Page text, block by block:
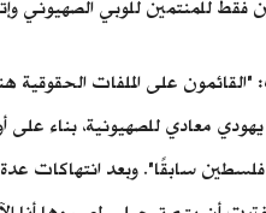
فقط للمنتمين للوبي الصهيوني
"القائمون على الملفات الحقوقية
معادي للصهيونية، بناء على
سابقًا". وبعد انتهاكات